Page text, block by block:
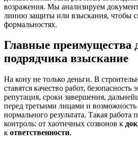
возражения. Мы анализируем
линию защиты или взыскания, чтобы
формальностях.
Главные преимущества
подрядчика взыскание
На кону не только деньги. В
ставятся качество работ, безопасность
репутация, сроки завершения,
перед третьими лицами и возможность
нормального результата. Такая работа
контроль: от хаотичных созвонов к
к ответственности.